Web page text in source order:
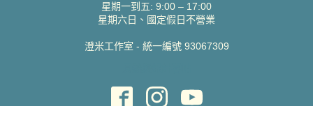
星期一到五: 9:00 – 17:00
星期六日、國定假日不營業
澄米工作室 - 統一編號 93067309